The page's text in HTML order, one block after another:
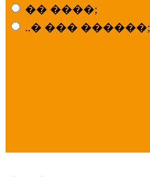
�� ����;
..� ��� ������;